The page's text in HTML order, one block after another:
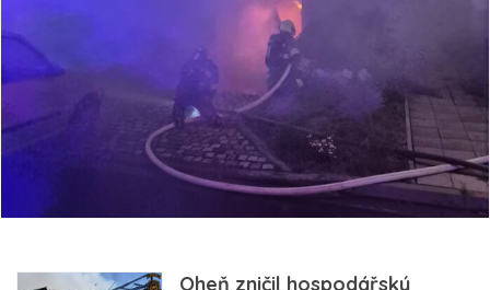
Oheň zničil hospodářský